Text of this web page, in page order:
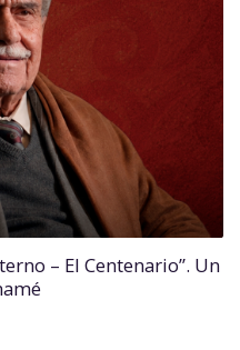
– El Centenario”. Un